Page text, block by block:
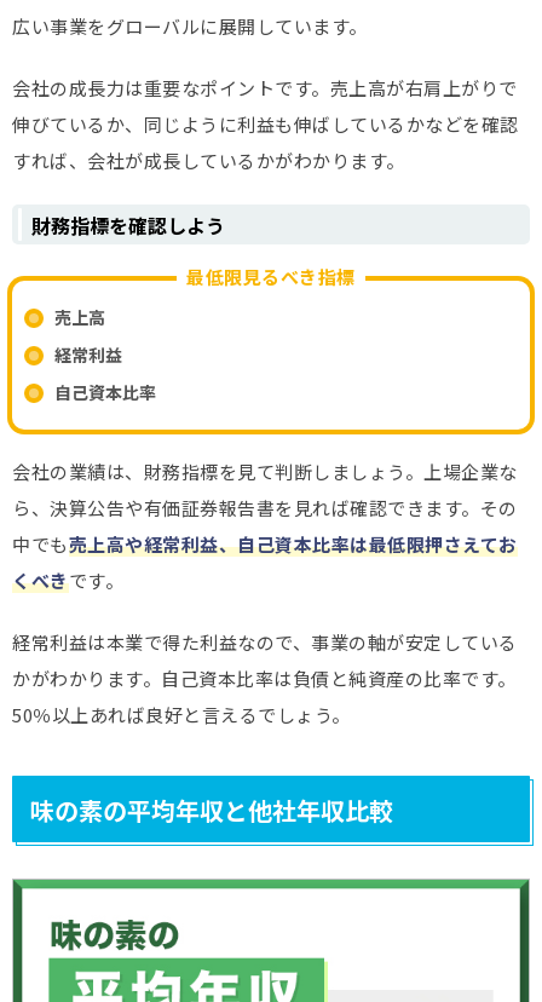
広い事業をグローバルに展開しています。
会社の成長力は重要なポイントです。売上高が右肩上がりで
伸びているか、同じように利益も伸ばしているかなどを確認
すれば、会社が成長しているかがわかります。
財務指標を確認しよう
最低限見るべき指標
売上高
経常利益
自己資本比率
会社の業績は、財務指標を見て判断しましょう。上場企業な
ら、決算公告や有価証券報告書を見れば確認できます。その
中でも売上高や経常利益、自己資本比率は最低限押さえてお
くべきです。
経常利益は本業で得た利益なので、事業の軸が安定している
かがわかります。自己資本比率は負債と純資産の比率です。
50％以上あれば良好と言えるでしょう。
味の素の平均年収と他社年収比較